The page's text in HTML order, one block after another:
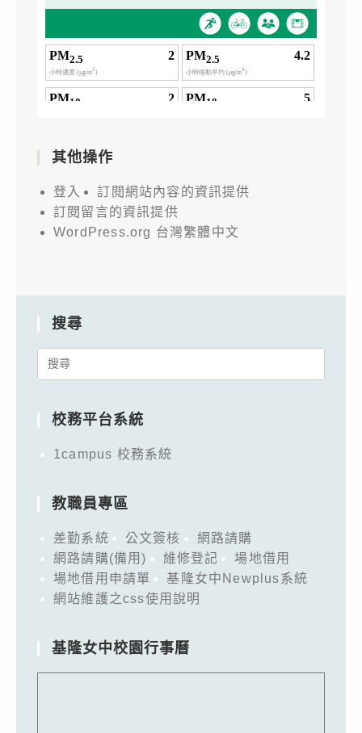
其他操作
登入
訂閱網站內容的資訊提供
訂閱留言的資訊提供
WordPress.org 台灣繁體中文
搜尋
Search
校務平台系統
1campus 校務系統
教職員專區
差勤系統 公文簽核
網路請購
網路請購(備用)
維修登記
場地借用
場地借用申請單
基隆女中Newplus系統
網站維護之css使用說明
基隆女中校園行事曆